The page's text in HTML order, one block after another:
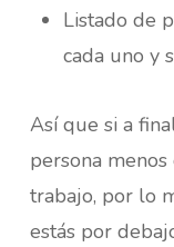
Listado de
cada uno y
Así que si a
persona
trabajo, por lo
estás por